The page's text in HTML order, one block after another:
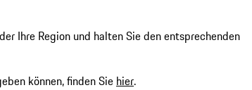
Ihre Region und halten Sie den entsprechenden
können, finden Sie hier.